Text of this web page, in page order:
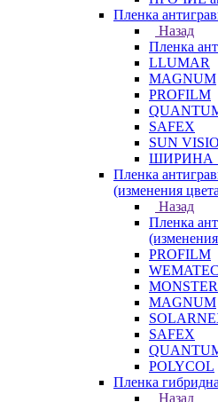
Пленка
Назад
Пленка
LLUMAR
MAGNUM
PROFILM
SAFEX
SUN
ШИРИНА
Пленка
(изменения
Назад
Пленка
PROFILM
MAGNUM
SAFEX
POLYCOL
Пленка
Назад